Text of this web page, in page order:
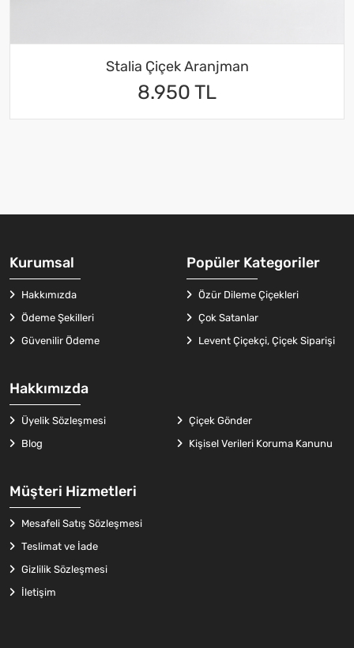
Stalia Çiçek Aranjman
8.950 TL
Kurumsal
Hakkımızda
Ödeme Şekilleri
Güvenilir Ödeme
Popüler Kategoriler
Özür Dileme Çiçekleri
Çok Satanlar
Levent Çiçekçi, Çiçek Siparişi
Müşteri Hizmetleri
Mesafeli Satış Sözleşmesi
Teslimat ve İade
Gizlilik Sözleşmesi
İletişim
Hakkımızda
Üyelik Sözleşmesi
Çiçek Gönder
Blog
Kişisel Verileri Koruma Kanunu